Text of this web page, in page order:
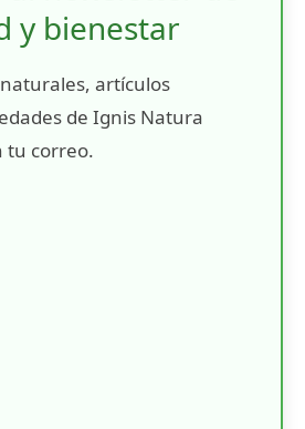
y bienestar
artículos
de Ignis Natura
tu correo.